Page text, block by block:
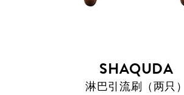
SHAQUDA
淋巴引流刷（两只）